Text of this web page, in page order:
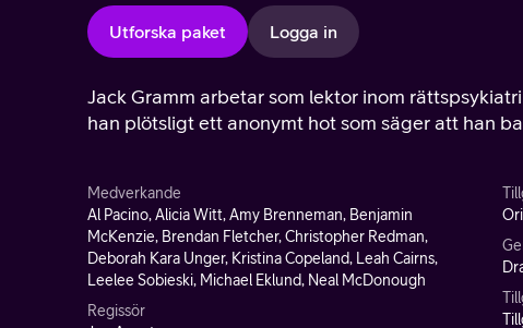
Utforska paket Logga in
Jack Gramm arbetar som lektor inom
han plötsligt ett anonymt hot som säger att han
Medverkande
Al Pacino, Alicia Witt, Amy Brenneman, Benjamin
McKenzie, Brendan Fletcher, Christopher Redman,
Deborah Kara Unger, Kristina Copeland, Leah Cairns,
Leelee Sobieski, Michael Eklund, Neal McDonough
Regissör